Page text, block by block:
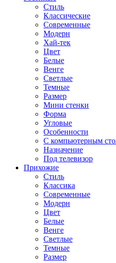
Стиль
Классические
Современные
Модерн
Хай-тек
Цвет
Белые
Венге
Светлые
Темные
Размер
Мини стенки
Форма
Угловые
Особенности
С компьютерным
Назначение
Под телевизор
Прихожие
Стиль
Классика
Современные
Модерн
Цвет
Белые
Венге
Светлые
Темные
Размер